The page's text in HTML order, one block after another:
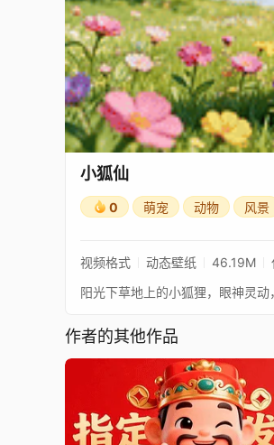
小狐仙
0 萌宠 动物 风景
视频格式 动态壁纸 46.19M
阳光下草地上的小狐狸，眼神灵
作者的其他作品